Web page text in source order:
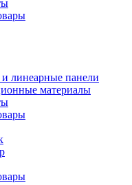
линеарные панели
материалы